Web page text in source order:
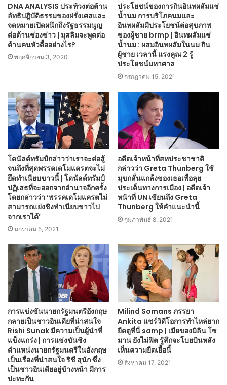
DNA ANALYSIS ประท้วงต่อต้าน
ลัทธิปฎิบัติธรรมของฝรั่งเศสและ
จดหมายเปิดผนึกถึงรัฐธรรมนูญ
ต่อต้านช่องข่าว | มุสลิมจะพูดต่อ
ต้านคนหัวดื้ออย่างไร?
พฤศจิกายน 3, 2020
ประโยชน์ของการกินอินทผลัมแช่
น้ำนม การบริโภคนมและ
อินทผลัมมีประโยชน์ต่อสุขภาพ
ของผู้ชาย brmp | อินทผลัมแช่
น้ำนม : ผสมอินทผลัมในนม กิน
ผู้ชาย เวลานี้ แรงคูณ 2 รู้
ประโยชน์มหาศาล
กรกฎาคม 15, 2021
โดนัลด์ทรัมป์กล่าวว่าเราจะต่อสู้
จนถึงที่สุดพรรคเดโมแครตจะไม่
ยึดทำเนียบขาวนี้ | โดนัลด์ทรัมป์
ปฏิเสธที่จะออกจากอำนาจอีกครั้ง
โดยกล่าวว่า ‘พรรคเดโมแครตไม่
สามารถแย่งชิงทำเนียบขาวไป
จากเราได้’
มกราคม 5, 2021
อดีตเจ้าหน้าที่สหประชาชาติ
กล่าวว่า Greta Thunberg ใช้
มุขกลั่นแกล้งของเธอเพื่อลุย
ประเด็นทางการเมือง | อดีตเจ้า
หน้าที่ UN เขียนถึง Greta
Thunberg ให้คำแนะนำนี้
กุมภาพันธ์ 8, 2021
การแข่งขันนายกรัฐมนตรีอังกฤษ
กลายเป็นชาวอินเดียที่น่าสนใจ
Rishi Sunak มีความเป็นผู้นำที่
แข็งแกร่ง | การแข่งขันชิง
ตำแหน่งนายกรัฐมนตรีในอังกฤษ
เป็นเรื่องที่น่าสนใจ ริชี สุนัก ซึ่ง
เป็นชาวอินเดียอยู่ข้างหน้า มีการ
ปะทะกัน
Milind Somans ภรรยา
Ankita แชร์วิดีโอการทำไหล่ยาก
ยืดดูที่นี่ samp | เมียของมิลิน โซ
มาน ยังไม่ฟิต รู้สึกจะโบยบินหลัง
เห็นความยืดเยื้อนี้
สิงหาคม 17, 2021